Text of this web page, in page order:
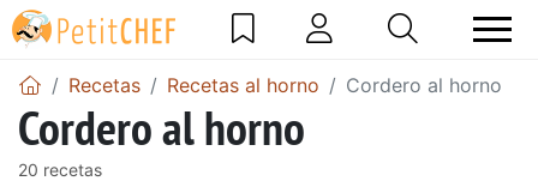
Recetas Recetas al horno Cordero al horno
Cordero al horno
20 recetas